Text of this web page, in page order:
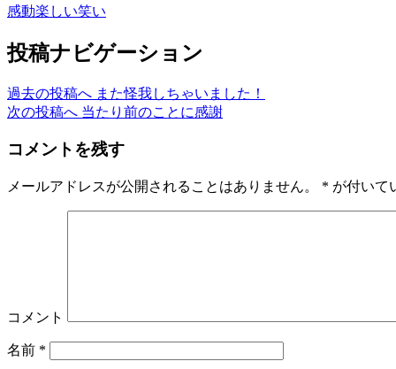
感動楽しい笑い
投稿ナビゲーション
過去の投稿へ また怪我しちゃいました！
次の投稿へ 当たり前のことに感謝
コメントを残す
メールアドレスが公開されることはありません。 * が付いて
コメント
名前 *